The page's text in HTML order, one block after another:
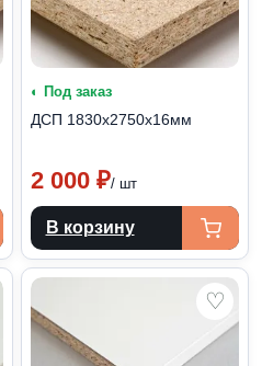
◐ Под заказ
ДСП 1830х2750х16мм
2 000 ₽/ шт
В корзину
♡